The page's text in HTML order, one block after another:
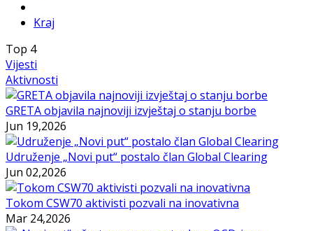
Kraj
Top 4
Vijesti
Aktivnosti
GRETA objavila najnoviji izvještaj o stanju borbe
Jun 19,2026
Udruženje „Novi put“ postalo član Global Clearing
Jun 02,2026
Tokom CSW70 aktivisti pozvali na inovativna
Mar 24,2026